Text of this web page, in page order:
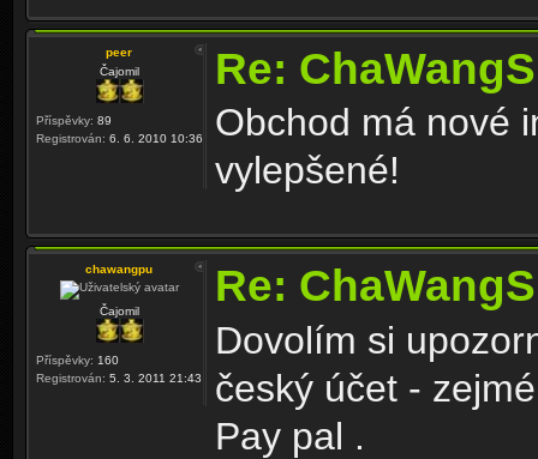
peer
Čajomil
Příspěvky: 89
Registrován: 6. 6. 2010 10:36
Re:
Obchod má nové
vylepšené!
chawangpu
Čajomil
Příspěvky: 160
Registrován: 5. 3. 2011 21:43
Re:
Dovolím si
český účet -
Pay pal .